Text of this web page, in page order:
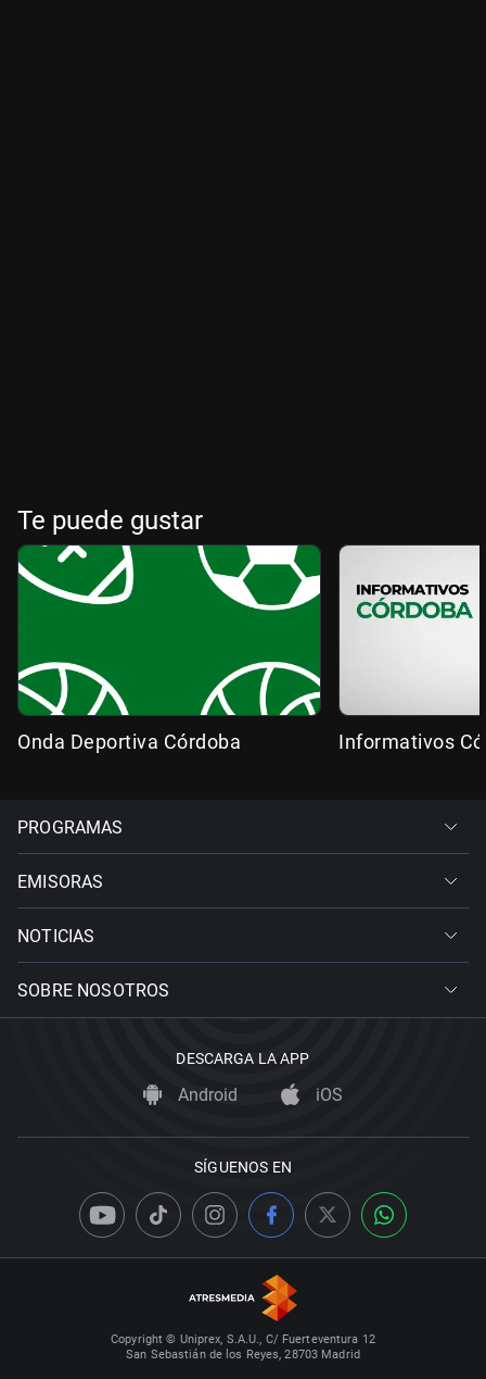
Te puede gustar
Onda Deportiva Córdoba Informativos
PROGRAMAS
EMISORAS
NOTICIAS
SOBRE NOSOTROS
DESCARGA LA APP
Android iOS
SÍGUENOS EN
Copyright © Uniprex, S.A.U., C/ Fuerteventura 12
San Sebastián de los Reyes, 28703 Madrid